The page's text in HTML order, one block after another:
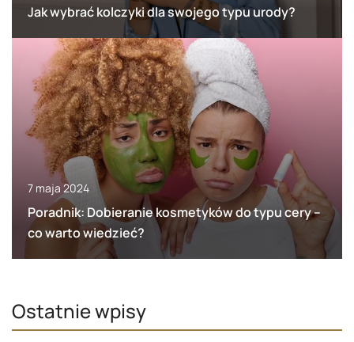
Jak wybrać kolczyki dla swojego typu urody?
7 maja 2024
Poradnik: Dobieranie kosmetyków do typu cery –
co warto wiedzieć?
Ostatnie wpisy